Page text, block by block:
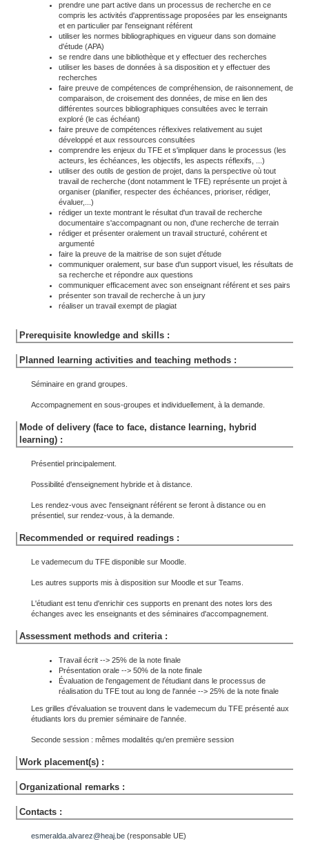
prendre une part active dans un processus de recherche en ce
compris les activités d'apprentissage proposées par les enseignants
et en particulier par l'enseignant référent
utiliser les normes bibliographiques en vigueur dans son domaine
d'étude (APA)
se rendre dans une bibliothèque et y effectuer des recherches
utiliser les bases de données à sa disposition et y effectuer des
recherches
faire preuve de compétences de compréhension, de raisonnement, de
comparaison, de croisement des données, de mise en lien des
différentes sources bibliographiques consultées avec le terrain
exploré (le cas échéant)
faire preuve de compétences réflexives relativement au sujet
développé et aux ressources consultées
comprendre les enjeux du TFE et s'impliquer dans le processus (les
acteurs, les échéances, les objectifs, les aspects réflexifs, ...)
utiliser des outils de gestion de projet, dans la perspective où tout
travail de recherche (dont notamment le TFE) représente un projet à
organiser (planifier, respecter des échéances, prioriser, rédiger,
évaluer,...)
rédiger un texte montrant le résultat d'un travail de recherche
documentaire s'accompagnant ou non, d'une recherche de terrain
rédiger et présenter oralement un travail structuré, cohérent et
argumenté
faire la preuve de la maitrise de son sujet d'étude
communiquer oralement, sur base d'un support visuel, les résultats de
sa recherche et répondre aux questions
communiquer efficacement avec son enseignant référent et ses pairs
présenter son travail de recherche à un jury
réaliser un travail exempt de plagiat
Prerequisite knowledge and skills :
Planned learning activities and teaching methods :
Séminaire en grand groupes.
Accompagnement en sous-groupes et individuellement, à la demande.
Mode of delivery (face to face, distance learning, hybrid
learning) :
Présentiel principalement.
Possibilité d'enseignement hybride et à distance.
Les rendez-vous avec l'enseignant référent se feront à distance ou en
présentiel, sur rendez-vous, à la demande.
Recommended or required readings :
Le vademecum du TFE disponible sur Moodle.
Les autres supports mis à disposition sur Moodle et sur Teams.
L'étudiant est tenu d'enrichir ces supports en prenant des notes lors des
échanges avec les enseignants et des séminaires d'accompagnement.
Assessment methods and criteria :
Travail écrit --> 25% de la note finale
Présentation orale --> 50% de la note finale
Évaluation de l'engagement de l'étudiant dans le processus de
réalisation du TFE tout au long de l'année --> 25% de la note finale
Les grilles d'évaluation se trouvent dans le vademecum du TFE présenté aux
étudiants lors du premier séminaire de l'année.
Seconde session : mêmes modalités qu'en première session
Work placement(s) :
Organizational remarks :
Contacts :
esmeralda.alvarez@heaj.be (responsable UE)